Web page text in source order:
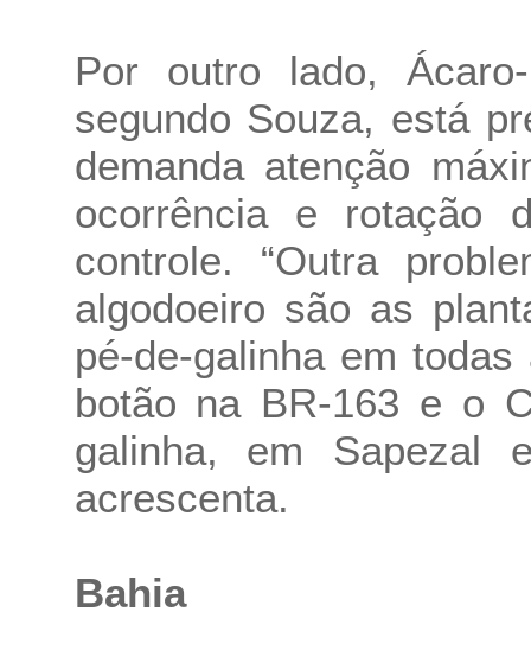
Por outro lado,
segundo Souza, está
demanda atenção
ocorrência e rotação
controle. “Outra
algodoeiro são as
pé-de-galinha em
botão na BR-163 e o
galinha, em Sapezal
acrescenta.
Bahia